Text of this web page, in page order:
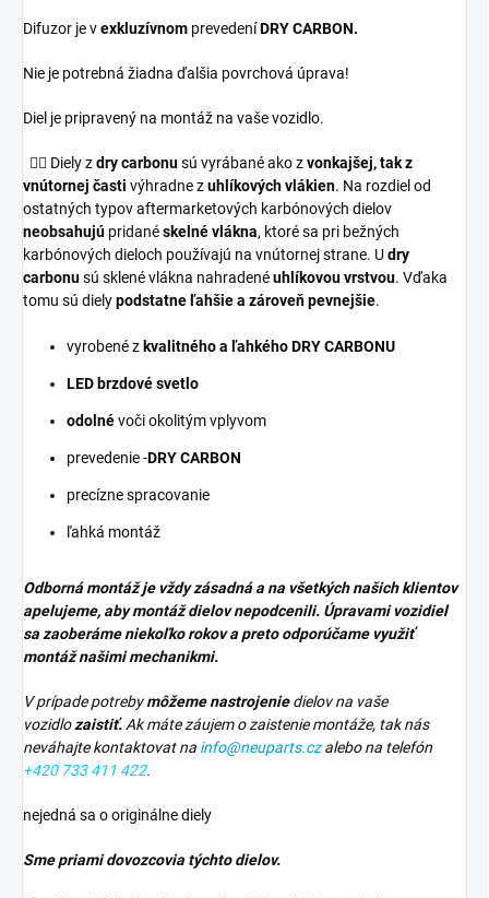
Difuzor je vexkluzívnom prevedeníDRY CARBON.
Nie je potrebná žiadna ďalšia povrchová úprava!
Diel je pripravený na montáž na vaše vozidlo.
👉🏼 Diely zdry carbonusú vyrábané ako zvonkajšej, tak z
vnútornej časti výhradne zuhlíkových vlákien. Na rozdiel od
ostatných typov aftermarketových karbónových dielov
neobsahujú pridanéskelné vlákna, ktoré sa pri bežných
karbónových dieloch používajú na vnútornej strane. Udry
carbonusú sklené vlákna nahradenéuhlíkovou vrstvou. Vďaka
tomu sú dielypodstatne ľahšie a zároveň pevnejšie.
vyrobené z kvalitného a ľahkého DRY CARBONU
LED brzdové svetlo
odolnévoči okolitým vplyvom
prevedenie -DRY CARBON
precízne spracovanie
ľahká montáž
Odborná montáž je vždy zásadná a na všetkých našich klientov
apelujeme, aby montáž dielov nepodcenili. Úpravami vozidiel
sa zaoberáme niekoľko rokov a preto odporúčame využiť
montáž našimi mechanikmi.
V prípade potrebymôžeme nastrojeniedielov na vaše
vozidlozaistiť.Ak máte záujem o zaistenie montáže, tak nás
neváhajte kontaktovat na info@neuparts.czalebo na telefón
+420 733 411 422.
nejedná sa o originálne diely
Sme priami dovozcovia týchto dielov.